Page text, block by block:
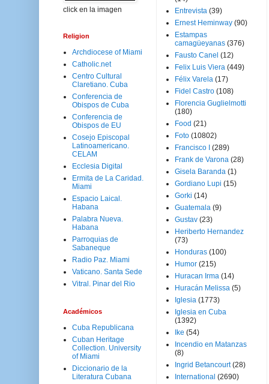
click en la imagen
Religion
Archdiocese of Miami
Catholic.net
Centro Cultural
Claretiano. Cuba
Conferencia de
Obispos de Cuba
Conferencia de
Obispos de EU
Cosejo Episcopal
Latinoamericano.
CELAM
Ecclesia Digital
Ermita de La Caridad.
Miami
Espacio Laical.
Habana
Palabra Nueva.
Habana
Parroquias de
Sabaneque
Radio Paz. Miami
Vaticano. Santa Sede
Vitral. Pinar del Rio
Académicos
Cuba Republicana
Cuban Heritage
Collection. University
of Miami
Diccionario de la
Literatura Cubana
Entrevista (39)
Ernest Heminway (90)
Estampas
camagüeyanas (376)
Fausto Canel (12)
Felix Luis Viera (449)
Félix Varela (17)
Fidel Castro (108)
Florencia Guglielmotti
(180)
Food (21)
Foto (10802)
Francisco I
(289)
Frank de Varona (28)
Gisela Baranda (1)
Gordiano Lupi (15)
Gorki (14)
Guatemala (9)
Gustav (23)
Heriberto Hernandez
(73)
Honduras (100)
Humor (215)
Huracan Irma (14)
Huracán Melissa (5)
Iglesia (1773)
Iglesia en Cuba
(1392)
Ike (54)
Incendio en Matanzas
(8)
Ingrid Betancourt (28)
International (2690)